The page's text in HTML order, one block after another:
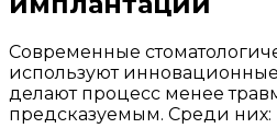
Современные
используют
делают процесс менее
предсказуемым. Среди них: